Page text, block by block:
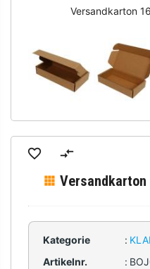
Versandkarton
Versandkarton
Kategorie :
Artikelnr.
: